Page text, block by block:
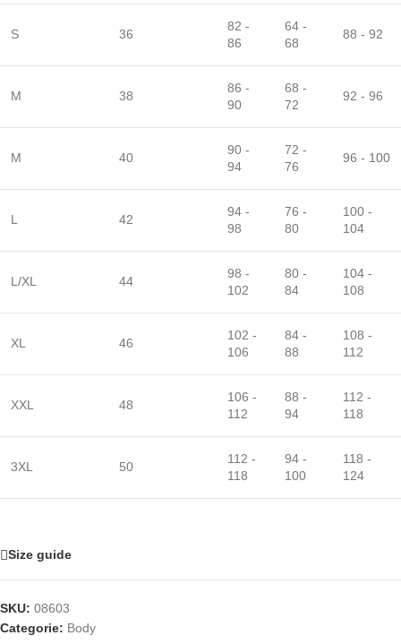
S 36
82 -
86
64 -
68
88 - 92
M 38
86 -
90
68 -
72
92 - 96
M 40
90 -
94
72 -
76
96 - 100
L 42
94 -
98
76 -
80
100 -
104
L/XL 44
98 -
102
80 -
84
104 -
108
XL 46
102 -
106
84 -
88
108 -
112
XXL 48
106 -
112
88 -
94
112 -
118
3XL 50
112 -
118
94 -
100
118 -
124
Size guide
SKU: 08603
Categorie: Body